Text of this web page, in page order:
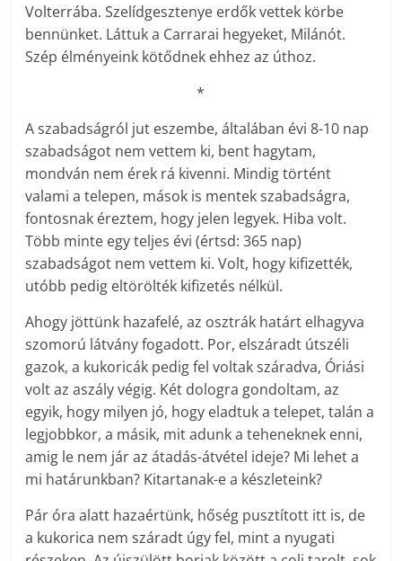
Volterrába. Szelídgesztenye erdők vettek körbe
bennünket. Láttuk a Carrarai hegyeket, Milánót.
Szép élményeink kötődnek ehhez az úthoz.
*
A szabadságról jut eszembe, általában évi 8-10 nap
szabadságot nem vettem ki, bent hagytam,
mondván nem érek rá kivenni. Mindig történt
valami a telepen, mások is mentek szabadságra,
fontosnak éreztem, hogy jelen legyek. Hiba volt.
Több minte egy teljes évi (értsd: 365 nap)
szabadságot nem vettem ki. Volt, hogy kifizették,
utóbb pedig eltörölték kifizetés nélkül.
Ahogy jöttünk hazafelé, az osztrák határt elhagyva
szomorú látvány fogadott. Por, elszáradt útszéli
gazok, a kukoricák pedig fel voltak száradva, Óriási
volt az aszály végig. Két dologra gondoltam, az
egyik, hogy milyen jó, hogy eladtuk a telepet, talán a
legjobbkor, a másik, mit adunk a teheneknek enni,
amig le nem jár az átadás-átvétel ideje? Mi lehet a
mi határunkban? Kitartanak-e a készleteink?
Pár óra alatt hazaértünk, hőség pusztított itt is, de
a kukorica nem száradt úgy fel, mint a nyugati